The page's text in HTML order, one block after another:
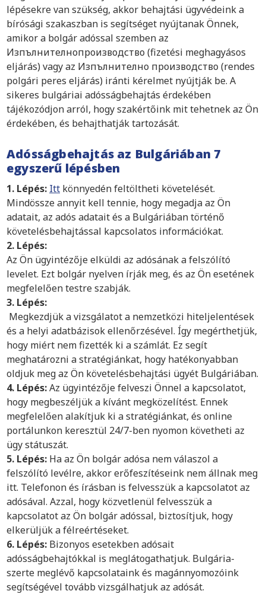
lépésekre van szükség, akkor behajtási ügyvédeink a
bírósági szakaszban is segítséget nyújtanak Önnek,
amikor a bolgár adóssal szemben az
Изпълнителнопроизводство (fizetési meghagyásos
eljárás) vagy az Изпълнително производство (rendes
polgári peres eljárás) iránti kérelmet nyújtják be. A
sikeres bulgáriai adósságbehajtás érdekében
tájékozódjon arról, hogy szakértőink mit tehetnek az Ön
érdekében, és behajthatják tartozását.
Adósságbehajtás az Bulgáriában 7
egyszerű lépésben
1. Lépés: Itt könnyedén feltöltheti követelését.
Mindössze annyit kell tennie, hogy megadja az Ön
adatait, az adós adatait és a Bulgáriában történő
követelésbehajtással kapcsolatos információkat.
2. Lépés:
Az Ön ügyintézője elküldi az adósának a felszólító
levelet. Ezt bolgár nyelven írják meg, és az Ön esetének
megfelelően testre szabják.
3. Lépés:
Megkezdjük a vizsgálatot a nemzetközi hiteljelentések
és a helyi adatbázisok ellenőrzésével. Így megérthetjük,
hogy miért nem fizették ki a számlát. Ez segít
meghatározni a stratégiánkat, hogy hatékonyabban
oldjuk meg az Ön követelésbehajtási ügyét Bulgáriában.
4. Lépés:Az ügyintézője felveszi Önnel a kapcsolatot,
hogy megbeszéljük a kívánt megközelítést. Ennek
megfelelően alakítjuk ki a stratégiánkat, és online
portálunkon keresztül 24/7-ben nyomon követheti az
ügy státuszát.
5. Lépés: Ha az Ön bolgár adósa nem válaszol a
felszólító levélre, akkor erőfeszítéseink nem állnak meg
itt. Telefonon és írásban is felvesszük a kapcsolatot az
adósával. Azzal, hogy közvetlenül felvesszük a
kapcsolatot az Ön bolgár adóssal, biztosítjuk, hogy
elkerüljük a félreértéseket.
6. Lépés: Bizonyos esetekben adósait
adósságbehajtókkal is meglátogathatjuk. Bulgária-
szerte meglévő kapcsolataink és magánnyomozóink
segítségével tovább vizsgálhatjuk az adósát.